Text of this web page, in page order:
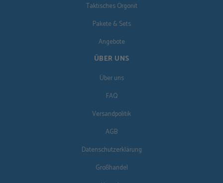
Taktisches Orgonit
Pakete & Sets
Angebote
ÜBER UNS
Über uns
FAQ
Versandpolitik
AGB
Datenschutzerklärung
Großhandel